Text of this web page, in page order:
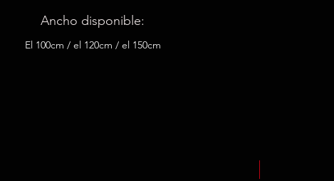
Ancho disponible:
El 100cm / el 120cm / el 150cm